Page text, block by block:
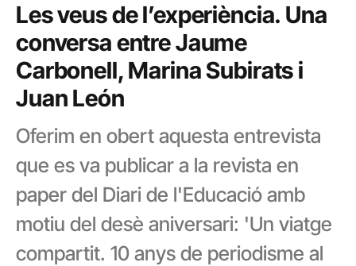
Les veus de l’experiència. Una
conversa entre Jaume
Carbonell, Marina Subirats i
Juan León
Oferim en obert aquesta entrevista
que es va publicar a la revista en
paper del Diari de l'Educació amb
motiu del desè aniversari: 'Un viatge
compartit. 10 anys de periodisme al